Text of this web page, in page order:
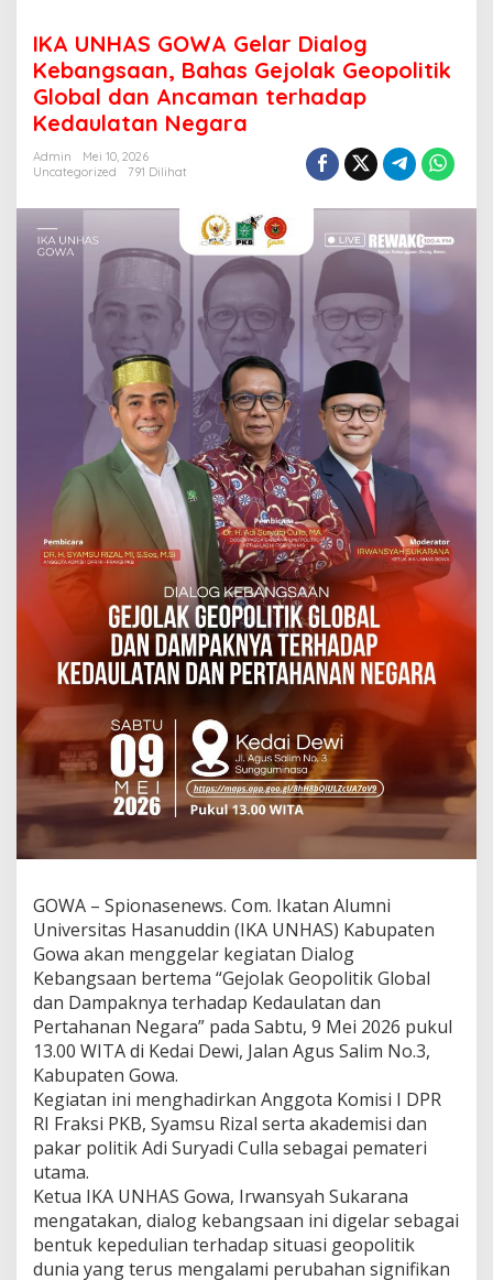
IKA UNHAS GOWA Gelar Dialog
Kebangsaan, Bahas Gejolak Geopolitik
Global dan Ancaman terhadap
Kedaulatan Negara
Admin
Mei 10, 2026
Uncategorized
791 Dilihat
GOWA – Spionasenews. Com. Ikatan Alumni
Universitas Hasanuddin (IKA UNHAS) Kabupaten
Gowa akan menggelar kegiatan Dialog
Kebangsaan bertema “Gejolak Geopolitik Global
dan Dampaknya terhadap Kedaulatan dan
Pertahanan Negara” pada Sabtu, 9 Mei 2026 pukul
13.00 WITA di Kedai Dewi, Jalan Agus Salim No.3,
Kabupaten Gowa.
Kegiatan ini menghadirkan Anggota Komisi I DPR
RI Fraksi PKB, Syamsu Rizal serta akademisi dan
pakar politik Adi Suryadi Culla sebagai pemateri
utama.
Ketua IKA UNHAS Gowa, Irwansyah Sukarana
mengatakan, dialog kebangsaan ini digelar sebagai
bentuk kepedulian terhadap situasi geopolitik
dunia yang terus mengalami perubahan signifikan